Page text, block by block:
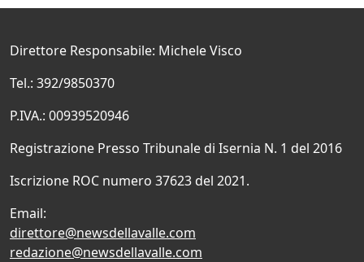
Direttore Responsabile: Michele Visco
Tel.: 392/9850370
P.IVA.: 00939520946
Registrazione Presso Tribunale di Isernia N. 1 del 2016
Iscrizione ROC numero 37623 del 2021.
Email:
direttore@newsdellavalle.com
redazione@newsdellavalle.com